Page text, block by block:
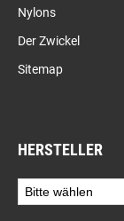
Nylons
Der Zwickel
Sitemap
HERSTELLER